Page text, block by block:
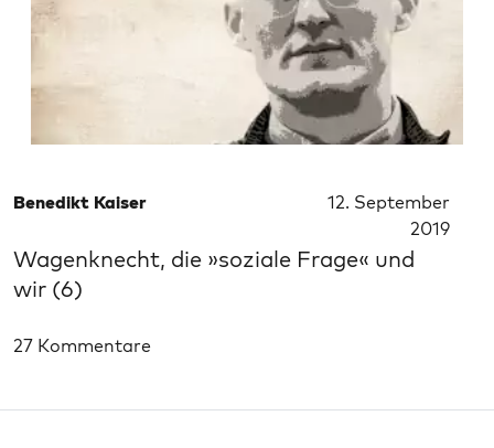
Benedikt Kaiser
12. September
2019
Wagenknecht, die »soziale Frage« und
wir (6)
27 Kommentare